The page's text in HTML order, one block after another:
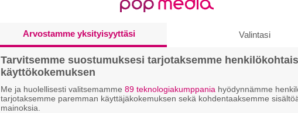
Arvostamme yksityisyyttäsi Valintasi
Tarvitsemme suostumuksesi tarjotaksemme
käyttökokemuksen
Me ja huolellisesti valitsemamme 89 teknologiakumppania hyödynnämme
tarjotaksemme paremman käyttäjäkokemuksen sekä kohdentaaksemme
mainoksia.